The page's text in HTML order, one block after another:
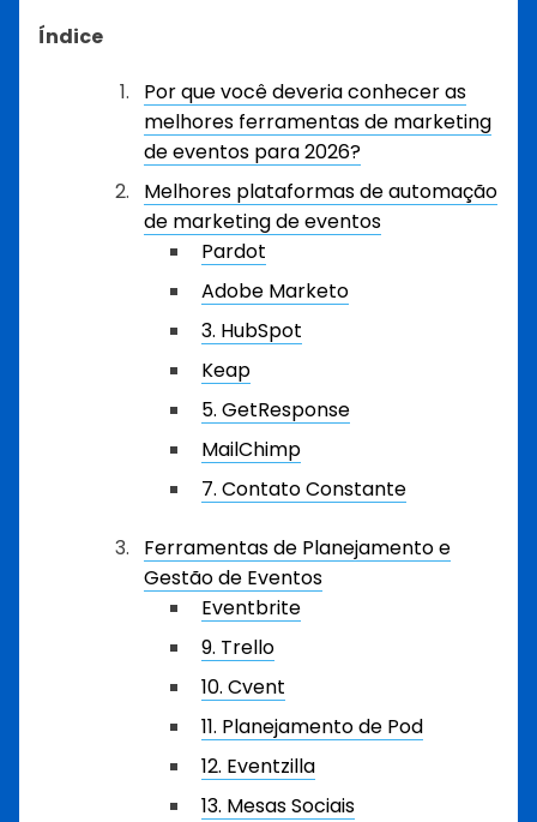
Índice
Por que você deveria conhecer as
melhores ferramentas de marketing
de eventos para 2026?
Melhores plataformas de automação
de marketing de eventos
Pardot
Adobe Marketo
3. HubSpot
Keap
5. GetResponse
MailChimp
7. Contato Constante
Ferramentas de Planejamento e
Gestão de Eventos
Eventbrite
9. Trello
10. Cvent
11. Planejamento de Pod
12. Eventzilla
13. Mesas Sociais